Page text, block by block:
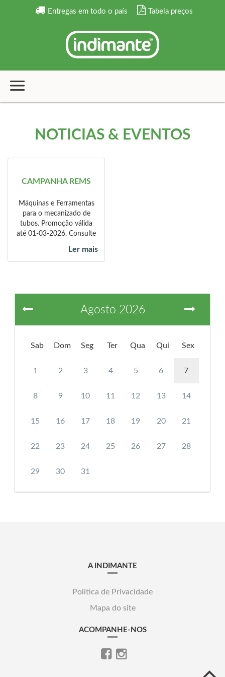
Entregas em todo o país Tabela preços
NOTÍCIAS & EVENTOS
CAMPANHA REMS
Máquinas e Ferramentas
para o mecanizado de
tubos. Promoção válida
até 01-03-2026. Consulte
Ler mais
Agosto 2026
Sab Dom Seg Ter Qua Qui Sex
1 2 3 4 5 6 7
8 9 10 11 12 13 14
15 16 17 18 19 20 21
22 23 24 25 26 27 28
29 30 31
A INDIMANTE
Política de Privacidade
Mapa do site
ACOMPANHE-NOS